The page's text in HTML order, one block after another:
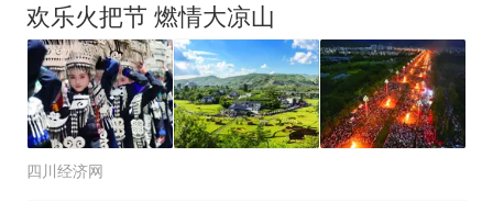
欢乐火把节 燃情大凉山
四川经济网